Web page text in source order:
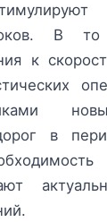
В
к
в